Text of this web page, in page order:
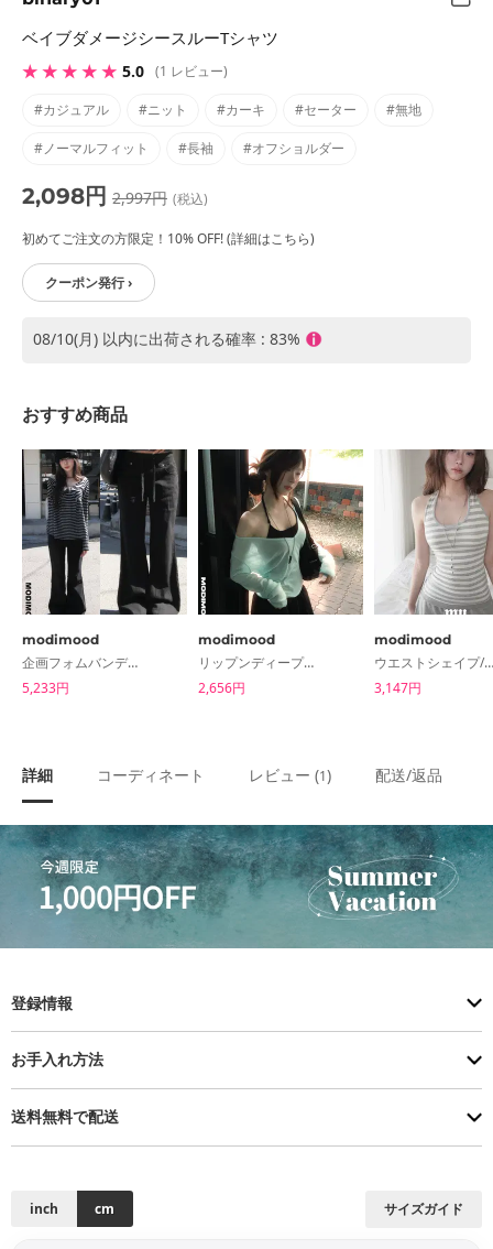
ベイブダメージシースルーTシャツ
★ ★ ★ ★ ★ 5.0 (1 レビュー)
#カジュアル #ニット #カーキ #セーター #無地
#ノーマルフィット #長袖 #オフショルダー
2,098円 2,997円 (税込)
初めてご注文の方限定！10% OFF! (詳細はこちら)
クーポン発行 ›
08/10(月) 以内に出荷される確率 : 83%
おすすめ商品
modimood
企画フォムバンディングブーツカットデイリーパンツ
5,233円
modimood
リップンディープVリブニット透け感ロングスリーブTシャツ
2,656円
modimood
ウエストシェイプ/浮き防止カバー単色ホルターノースリーブ
3,147円
詳細 コーディネート レビュー (1) 配送/返品
登録情報
お手入れ方法
送料無料で配送
サイズガイド
inch cm